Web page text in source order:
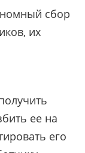
сбор
их
ее на
его